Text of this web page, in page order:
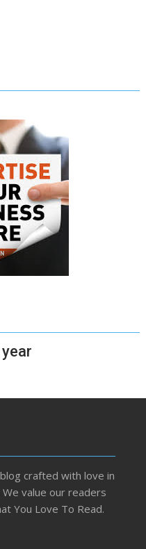
crafted with love in
We value our readers
You Love To Read.